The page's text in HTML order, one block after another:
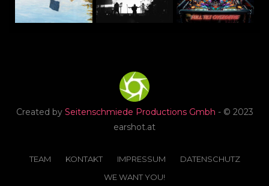
Created by Seitenschmiede Productions Gmbh - © 2023
earshot.at
TEAM KONTAKT IMPRESSUM
DATENSCHUTZ
WE WANT YOU!